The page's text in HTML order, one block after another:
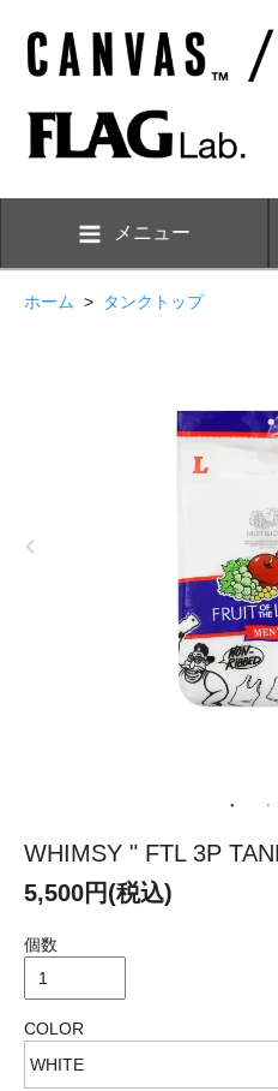
メニュー
ホーム > タンクトップ
WHIMSY " FTL 3P
5,500円(税込)
個数
COLOR